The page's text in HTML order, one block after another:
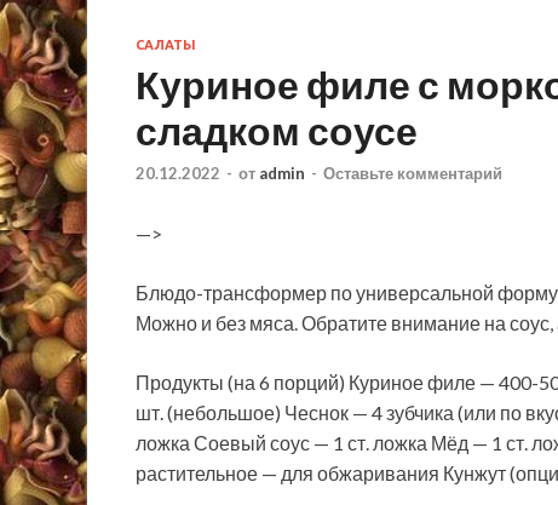
САЛАТЫ
Куриное филе с
сладком соусе
20.12.2022 - от admin - Оставьте комментарий
—>
Блюдо-трансформер по универсальной
Можно и без мяса. Обратите внимание на соус,
Продукты (на 6 порций) Куриное филе — 400-
шт. (небольшое) Чеснок — 4 зубчика (или по
ложка Соевый соус — 1 ст. ложка Мёд — 1 ст.
растительное — для обжаривания Кунжут